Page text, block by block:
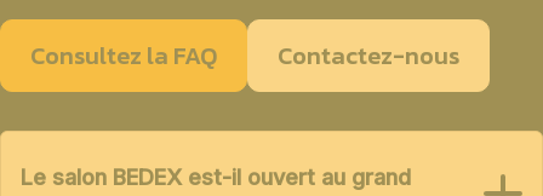
Consultez la FAQ Contactez-nous
Le salon BEDEX est-il ouvert au grand